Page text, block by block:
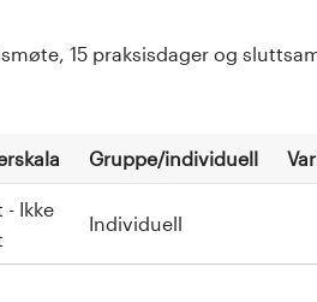
15 praksisdager og
Gruppe/individuell
- Ikke
Individuell